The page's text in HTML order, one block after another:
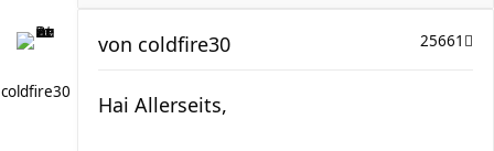
coldfire30
25661
von coldfire30
Hai Allerseits,